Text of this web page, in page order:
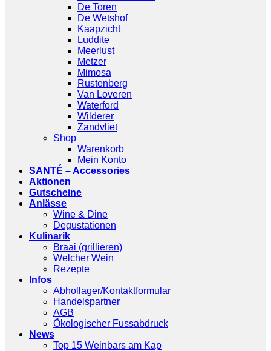
De Toren
De Wetshof
Kaapzicht
Luddite
Meerlust
Metzer
Mimosa
Rustenberg
Van Loveren
Waterford
Wilderer
Zandvliet
Shop
Warenkorb
Mein Konto
SANTÉ – Accessories
Aktionen
Gutscheine
Anlässe
Wine & Dine
Degustationen
Kulinarik
Braai (grillieren)
Welcher Wein
Rezepte
Infos
Abhollager/Kontaktformular
Handelspartner
AGB
Ökologischer Fussabdruck
News
Top 15 Weinbars am Kap